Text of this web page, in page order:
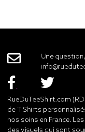
Une
RueDuTeeShirt.com
de T-Shirts
nos soins en France.